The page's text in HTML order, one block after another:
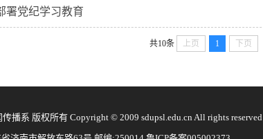
署党纪学习教育
共10条 上页 1 下页
播系 版权所有 Copyright © 2009 sdupsl.edu.cn All rights reserved